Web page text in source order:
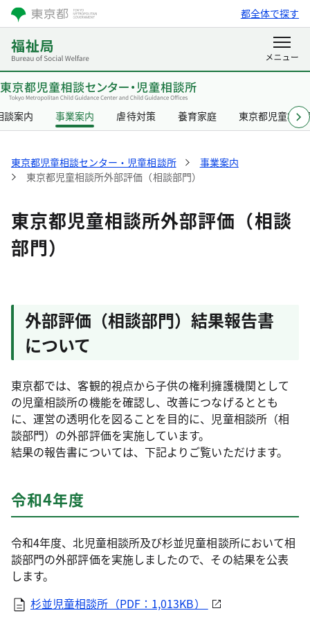
都全体で探す
談案内 事業案内 虐待対策 養育家庭 東京都児童相談
東京都児童相談センター・児童相談所
事業案内
東京都児童相談所外部評価（相談部門）
東京都児童相談所外部評価（相談
部門）
外部評価（相談部門）結果報告書
について
東京都では、客観的視点から子供の権利擁護機関として
の児童相談所の機能を確認し、改善につなげるととも
に、運営の透明化を図ることを目的に、児童相談所（相
談部門）の外部評価を実施しています。
結果の報告書については、下記よりご覧いただけます。
令和4年度
令和4年度、北児童相談所及び杉並児童相談所において相
談部門の外部評価を実施しましたので、その結果を公表
します。
杉並児童相談所（PDF：1,013KB）